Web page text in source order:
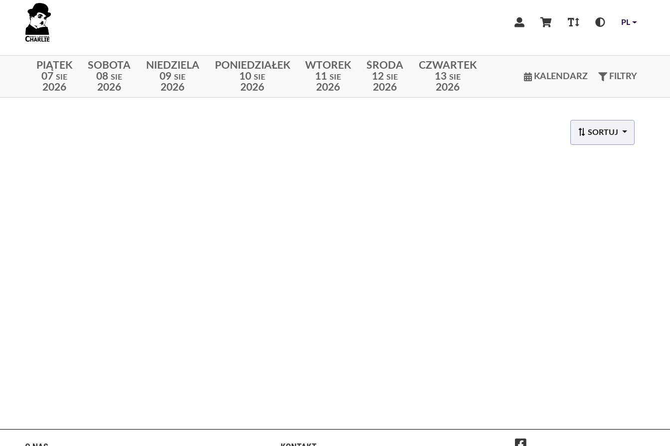
PL
PIĄTEK
07 SIE
2026
SOBOTA
08 SIE
2026
NIEDZIELA
09 SIE
2026
PONIEDZIAŁEK
10 SIE
2026
WTOREK
11 SIE
2026
ŚRODA
12 SIE
2026
CZWARTEK
13 SIE
2026
KALENDARZ FILTRY
SORTUJ